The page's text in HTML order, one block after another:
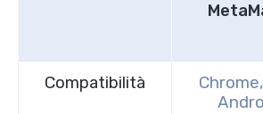
Compatibilità